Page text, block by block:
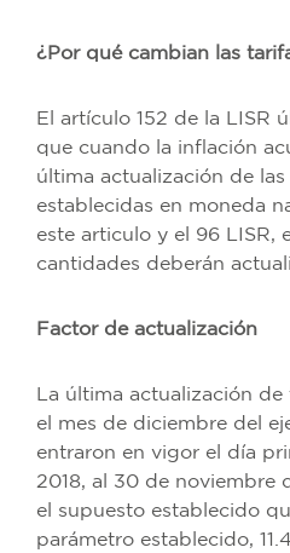
¿Por qué cambian las
El artículo 152 de la LISR
que cuando la inflación
última actualización de
establecidas en moneda
este articulo y el 96 LISR,
cantidades deberán
Factor de actualización
La última actualización de
el mes de diciembre del
entraron en vigor el día
2018, al 30 de noviembre
el supuesto establecido
parámetro establecido,